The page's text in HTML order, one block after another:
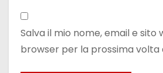
Salva il mio nome, email e sito
browser per la prossima